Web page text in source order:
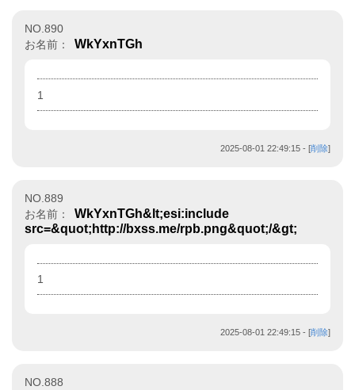
NO.890
お名前：
WkYxnTGh
1
2025-08-01 22:49:15 - [削除]
NO.889
お名前：
WkYxnTGh&lt;esi:include
src=&quot;http://bxss.me/rpb.png&quot;/&gt;
1
2025-08-01 22:49:15 - [削除]
NO.888